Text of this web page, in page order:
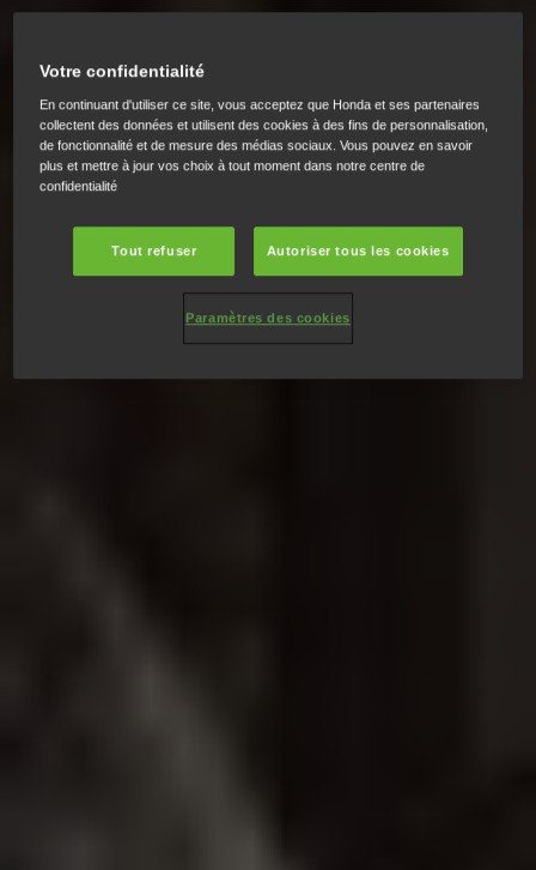
Votre confidentialité
En continuant d'utiliser ce site, vous acceptez que Honda et ses partenaires
collectent des données et utilisent des cookies à des fins de personnalisation,
de fonctionnalité et de mesure des médias sociaux. Vous pouvez en savoir
plus et mettre à jour vos choix à tout moment dans notre centre de
confidentialité
Tout refuser Autoriser tous les cookies
Paramètres des cookies